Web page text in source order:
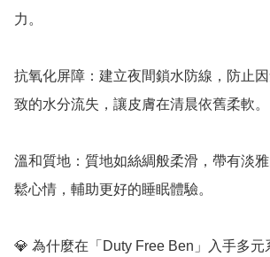
力。
抗氧化屏障：建立夜間鎖水防線，防止
致的水分流失，讓皮膚在清晨依舊柔軟。
溫和質地：質地如絲綢般柔滑，帶有淡
鬆心情，輔助更好的睡眠體驗。
💎 為什麼在「Duty Free Ben」入手多元